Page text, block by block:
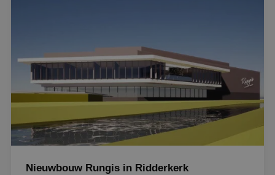
Nieuwbouw Rungis in Ridderkerk